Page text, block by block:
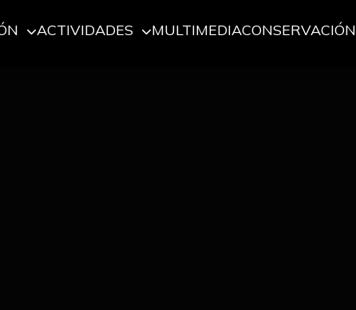
ACTIVIDADES MULTIMEDIACONSERVACIÓN